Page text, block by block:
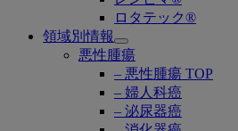
ロタテック®
領域別情報
Open
submenu
悪性腫瘍
– 悪性腫瘍 TOP
– 婦人科癌
– 泌尿器癌